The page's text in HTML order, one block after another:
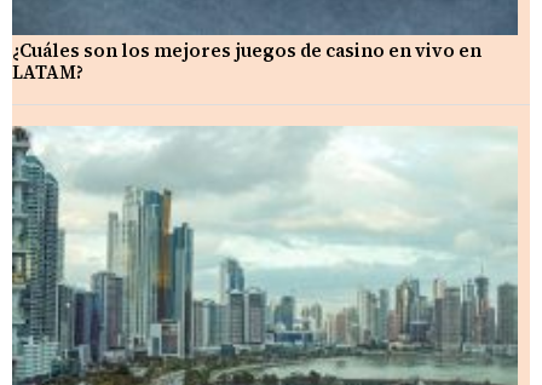
¿Cuáles son los mejores juegos de casino en vivo en
LATAM?